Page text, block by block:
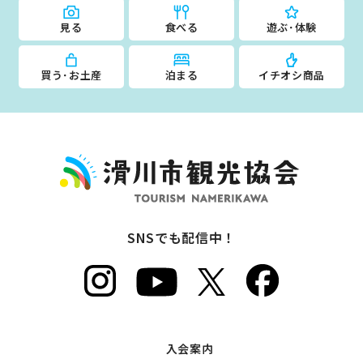
見る 食べる 遊ぶ･体験
買う･お土産 泊まる イチオシ商品
SNSでも配信中！
入会案内